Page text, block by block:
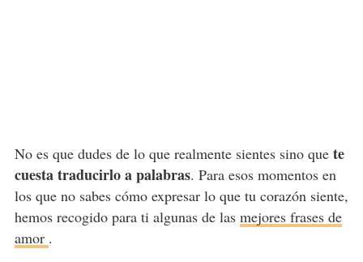
No es que dudes de lo que realmente sientes sino que te
cuesta traducirlo a palabras. Para esos momentos en
los que no sabes cómo expresar lo que tu corazón siente,
hemos recogido para ti algunas de las mejores frases de
amor .